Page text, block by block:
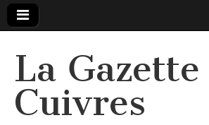
La Gazette
Cuivres